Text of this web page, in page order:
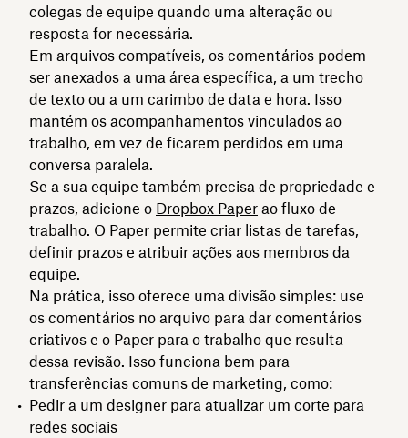
colegas de equipe quando uma alteração ou
resposta for necessária.
Em arquivos compatíveis, os comentários podem
ser anexados a uma área específica, a um trecho
de texto ou a um carimbo de data e hora. Isso
mantém os acompanhamentos vinculados ao
trabalho, em vez de ficarem perdidos em uma
conversa paralela.
Se a sua equipe também precisa de propriedade e
prazos, adicione o Dropbox Paper ao fluxo de
trabalho. O Paper permite criar listas de tarefas,
definir prazos e atribuir ações aos membros da
equipe.
Na prática, isso oferece uma divisão simples: use
os comentários no arquivo para dar comentários
criativos e o Paper para o trabalho que resulta
dessa revisão. Isso funciona bem para
transferências comuns de marketing, como:
Pedir a um designer para atualizar um corte para
redes sociais